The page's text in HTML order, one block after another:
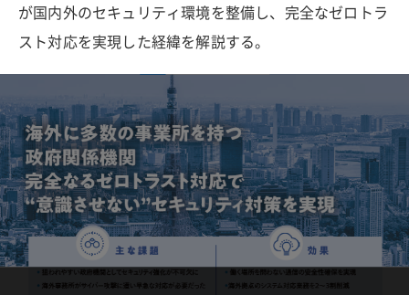
が国内外のセキュリティ環境を整備し、完全なゼロトラ
スト対応を実現した経緯を解説する。